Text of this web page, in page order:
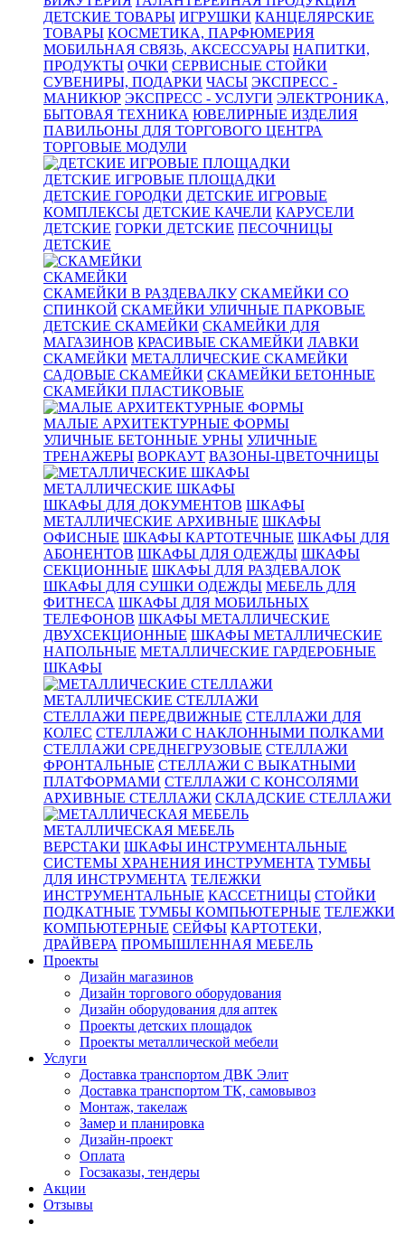
ДЕТСКИЕ ТОВАРЫ ИГРУШКИ КАНЦЕЛЯРСКИЕ
ТОВАРЫ КОСМЕТИКА, ПАРФЮМЕРИЯ
МОБИЛЬНАЯ СВЯЗЬ, АКСЕССУАРЫ НАПИТКИ,
ПРОДУКТЫ ОЧКИ СЕРВИСНЫЕ СТОЙКИ
СУВЕНИРЫ, ПОДАРКИ ЧАСЫ ЭКСПРЕСС -
МАНИКЮР ЭКСПРЕСС - УСЛУГИ ЭЛЕКТРОНИКА,
БЫТОВАЯ ТЕХНИКА ЮВЕЛИРНЫЕ ИЗДЕЛИЯ
ПАВИЛЬОНЫ ДЛЯ ТОРГОВОГО ЦЕНТРА
ТОРГОВЫЕ МОДУЛИ
ДЕТСКИЕ ИГРОВЫЕ ПЛОЩАДКИ
ДЕТСКИЕ ГОРОДКИ ДЕТСКИЕ ИГРОВЫЕ
КОМПЛЕКСЫ ДЕТСКИЕ КАЧЕЛИ КАРУСЕЛИ
ДЕТСКИЕ ГОРКИ ДЕТСКИЕ ПЕСОЧНИЦЫ
ДЕТСКИЕ
СКАМЕЙКИ
СКАМЕЙКИ В РАЗДЕВАЛКУ СКАМЕЙКИ СО
СПИНКОЙ СКАМЕЙКИ УЛИЧНЫЕ ПАРКОВЫЕ
ДЕТСКИЕ СКАМЕЙКИ СКАМЕЙКИ ДЛЯ
МАГАЗИНОВ КРАСИВЫЕ СКАМЕЙКИ ЛАВКИ
СКАМЕЙКИ МЕТАЛЛИЧЕСКИЕ СКАМЕЙКИ
САДОВЫЕ СКАМЕЙКИ СКАМЕЙКИ БЕТОННЫЕ
СКАМЕЙКИ ПЛАСТИКОВЫЕ
МАЛЫЕ АРХИТЕКТУРНЫЕ ФОРМЫ
УЛИЧНЫЕ БЕТОННЫЕ УРНЫ УЛИЧНЫЕ
ТРЕНАЖЕРЫ ВОРКАУТ ВАЗОНЫ-ЦВЕТОЧНИЦЫ
МЕТАЛЛИЧЕСКИЕ ШКАФЫ
ШКАФЫ ДЛЯ ДОКУМЕНТОВ ШКАФЫ
МЕТАЛЛИЧЕСКИЕ АРХИВНЫЕ ШКАФЫ
ОФИСНЫЕ ШКАФЫ КАРТОТЕЧНЫЕ ШКАФЫ ДЛЯ
АБОНЕНТОВ ШКАФЫ ДЛЯ ОДЕЖДЫ ШКАФЫ
СЕКЦИОННЫЕ ШКАФЫ ДЛЯ РАЗДЕВАЛОК
ШКАФЫ ДЛЯ СУШКИ ОДЕЖДЫ МЕБЕЛЬ ДЛЯ
ФИТНЕСА ШКАФЫ ДЛЯ МОБИЛЬНЫХ
ТЕЛЕФОНОВ ШКАФЫ МЕТАЛЛИЧЕСКИЕ
ДВУХСЕКЦИОННЫЕ ШКАФЫ МЕТАЛЛИЧЕСКИЕ
НАПОЛЬНЫЕ МЕТАЛЛИЧЕСКИЕ ГАРДЕРОБНЫЕ
ШКАФЫ
МЕТАЛЛИЧЕСКИЕ СТЕЛЛАЖИ
СТЕЛЛАЖИ ПЕРЕДВИЖНЫЕ СТЕЛЛАЖИ ДЛЯ
КОЛЕС СТЕЛЛАЖИ С НАКЛОННЫМИ ПОЛКАМИ
СТЕЛЛАЖИ СРЕДНЕГРУЗОВЫЕ СТЕЛЛАЖИ
ФРОНТАЛЬНЫЕ СТЕЛЛАЖИ С ВЫКАТНЫМИ
ПЛАТФОРМАМИ СТЕЛЛАЖИ С КОНСОЛЯМИ
АРХИВНЫЕ СТЕЛЛАЖИ СКЛАДСКИЕ СТЕЛЛАЖИ
МЕТАЛЛИЧЕСКАЯ МЕБЕЛЬ
ВЕРСТАКИ ШКАФЫ ИНСТРУМЕНТАЛЬНЫЕ
СИСТЕМЫ ХРАНЕНИЯ ИНСТРУМЕНТА ТУМБЫ
ДЛЯ ИНСТРУМЕНТА ТЕЛЕЖКИ
ИНСТРУМЕНТАЛЬНЫЕ КАССЕТНИЦЫ СТОЙКИ
ПОДКАТНЫЕ ТУМБЫ КОМПЬЮТЕРНЫЕ ТЕЛЕЖКИ
КОМПЬЮТЕРНЫЕ СЕЙФЫ КАРТОТЕКИ,
ДРАЙВЕРА ПРОМЫШЛЕННАЯ МЕБЕЛЬ
Проекты
Дизайн магазинов
Дизайн торгового оборудования
Дизайн оборудования для аптек
Проекты детских площадок
Проекты металлической мебели
Услуги
Доставка транспортом ДВК Элит
Доставка транспортом ТК, самовывоз
Монтаж, такелаж
Замер и планировка
Дизайн-проект
Оплата
Госзаказы, тендеры
Акции
Отзывы